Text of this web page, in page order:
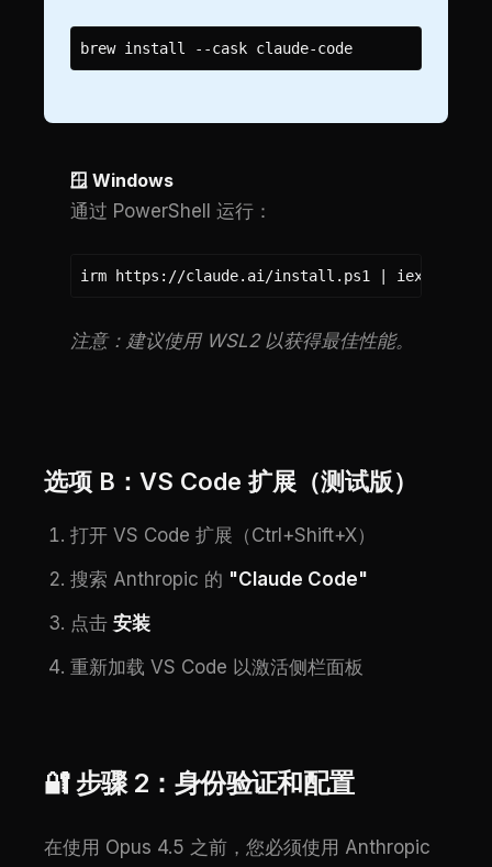
brew install --cask claude-code
🪟 Windows
通过 PowerShell 运行：
irm https://claude.ai/install.ps1 | iex
注意：建议使用 WSL2 以获得最佳性能。
选项 B：VS Code 扩展（测试版）
打开 VS Code 扩展（Ctrl+Shift+X）
搜索 Anthropic 的 "Claude Code"
点击 安装
重新加载 VS Code 以激活侧栏面板
🔐 步骤 2：身份验证和配置
在使用 Opus 4.5 之前，您必须使用 Anthropic